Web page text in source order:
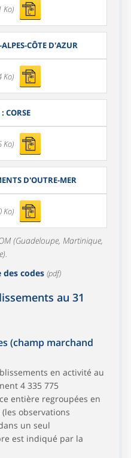
Ko)
CÔTE D'AZUR
Ko)
CORSE
Ko)
D'OUTRE-MER
Ko)
(Guadeloupe, Martinique,
codes (pdf)
au 31
(champ marchand
en activité au
4 335 775
entière regroupées en
observations
un seul
est indiqué par la